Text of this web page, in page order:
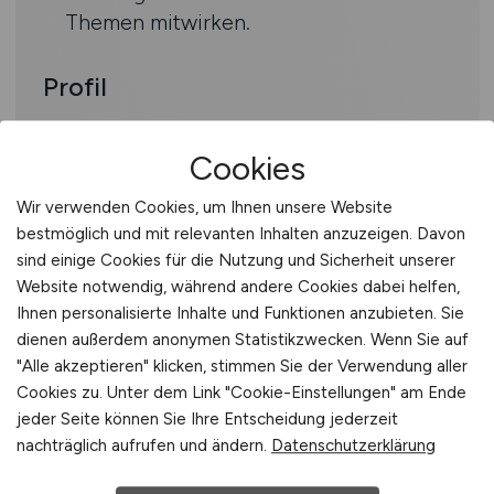
Themen mitwirken.
Profil
Erfahrung im Tiefbau sowie in der
Konstruktion (z.B. AutoCAD, Civil 3D)
Gute Kenntnisse der Schweizer
Normen
Interesse an digitalen Arbeitsmethoden
(2D)
Teamgeist und Freude an
interdisziplinärer Zusammenarbeit
Sehr gute DeutschkenntnisseGesucht
werden Persönlichkeiten mit
unternehmerischem Denken, die Freude
Cookies
Wir verwenden Cookies, um Ihnen unsere Website
bestmöglich und mit relevanten Inhalten anzuzeigen. Davon
sind einige Cookies für die Nutzung und Sicherheit unserer
Website notwendig, während andere Cookies dabei helfen,
Ihnen personalisierte Inhalte und Funktionen anzubieten. Sie
dienen außerdem anonymen Statistikzwecken. Wenn Sie auf
"Alle akzeptieren" klicken, stimmen Sie der Verwendung aller
Cookies zu. Unter dem Link "Cookie-Einstellungen" am Ende
jeder Seite können Sie Ihre Entscheidung jederzeit
nachträglich aufrufen und ändern. Datenschutzerklärung